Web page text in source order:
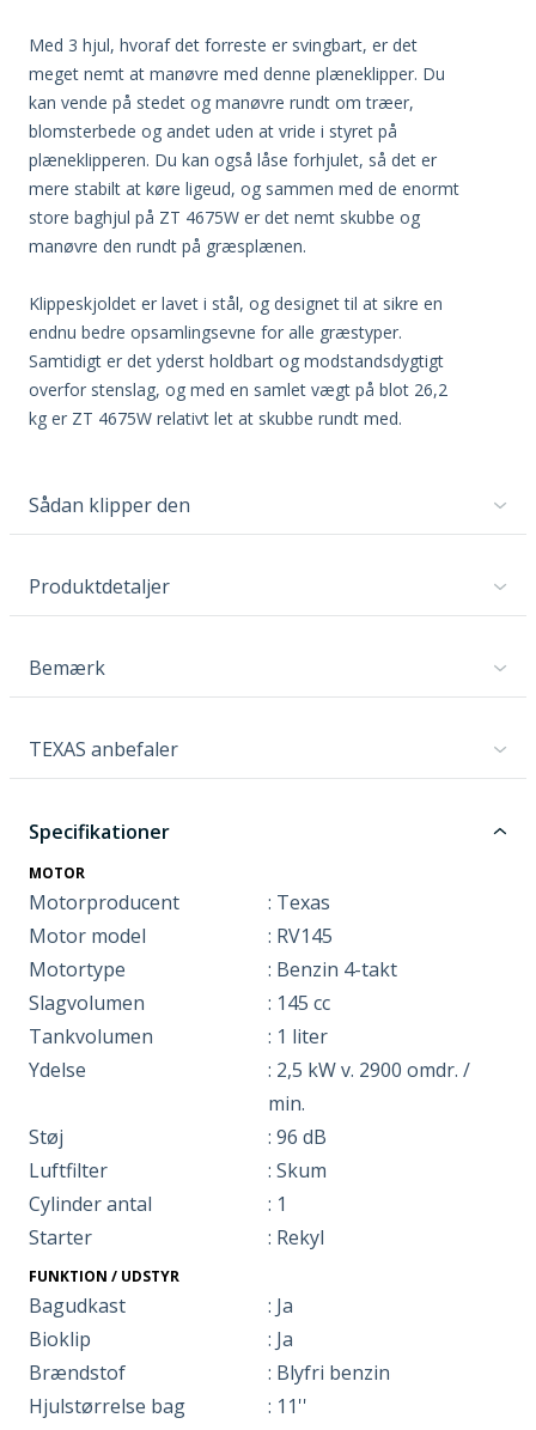
Med 3 hjul, hvoraf det forreste er svingbart, er det
meget nemt at manøvre med denne plæneklipper. Du
kan vende på stedet og manøvre rundt om træer,
blomsterbede og andet uden at vride i styret på
plæneklipperen. Du kan også låse forhjulet, så det er
mere stabilt at køre ligeud, og sammen med de enormt
store baghjul på ZT 4675W er det nemt skubbe og
manøvre den rundt på græsplænen.
Klippeskjoldet er lavet i stål, og designet til at sikre en
endnu bedre opsamlingsevne for alle græstyper.
Samtidigt er det yderst holdbart og modstandsdygtigt
overfor stenslag, og med en samlet vægt på blot 26,2
kg er ZT 4675W relativt let at skubbe rundt med.
Sådan klipper den
Produktdetaljer
Bemærk
TEXAS anbefaler
Specifikationer
MOTOR
Motorproducent
: Texas
Motor model
: RV145
Motortype
: Benzin 4-takt
Slagvolumen
: 145 cc
Tankvolumen
: 1 liter
Ydelse
: 2,5 kW v. 2900 omdr. /
min.
Støj
: 96 dB
Luftfilter
: Skum
Cylinder antal
: 1
Starter
: Rekyl
FUNKTION / UDSTYR
Bagudkast
: Ja
Bioklip
: Ja
Brændstof
: Blyfri benzin
Hjulstørrelse bag
: 11''